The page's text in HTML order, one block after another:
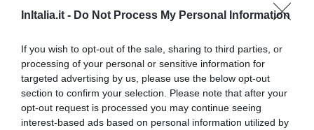
InItalia.it - Do Not Process My Personal Information
If you wish to opt-out of the sale, sharing to third parties, or
processing of your personal or sensitive information for
targeted advertising by us, please use the below opt-out
section to confirm your selection. Please note that after your
opt-out request is processed you may continue seeing
interest-based ads based on personal information utilized by
кроватью, вид на горы
2
ПОКАЗАТЬ
ТАРИФЫ
Двухместный Economy с
двуспальной кроватью с общей
ванной комнатой
ПОКАЗАТЬ
ТАРИФЫ
Одноместный номер располагает ванной комнатой вне номера,
которая является общей с расположенным рядом двухместным
номером Еconomy;